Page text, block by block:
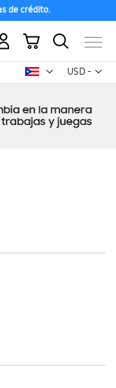
de crédito.
USD -
dólar
Mi carrito